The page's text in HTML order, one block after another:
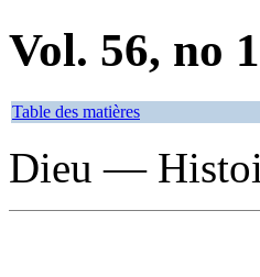
Vol. 56, no
Table des matières
Dieu —